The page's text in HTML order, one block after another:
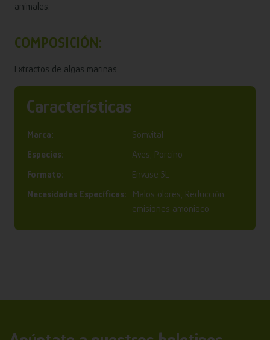
animales.
COMPOSICIÓN:
Extractos de algas marinas
Características
Marca:
Somvital
Especies:
Aves, Porcino
Formato:
Envase 5L
Necesidades Específicas:
Malos olores, Reducción
emisiones amoniaco